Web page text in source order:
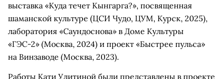
выставка «Куда течет Кынгарга?», посвященная
шаманской культуре (ЦСИ Чудо, ЦУМ, Курск, 2025),
лаборатория «Саундоснова» в Доме Культуры
«ГЭС-2» (Москва, 2024) и проект «Быстрее пульса»
на Винзаводе (Москва, 2023).
Работы Кати Улитиной были представлены в проекте